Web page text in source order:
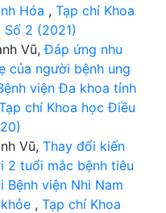
Hóa , Tạp chí Khoa
2 (2021)
Vũ,Đáp ứng nhu
của người bệnh ung
viện Đa khoa tỉnh
chí Khoa học Điều
Vũ, Thay đổi kiến
2 tuổi mắc bệnh tiêu
viện Nhi Nam
, Tạp chí Khoa